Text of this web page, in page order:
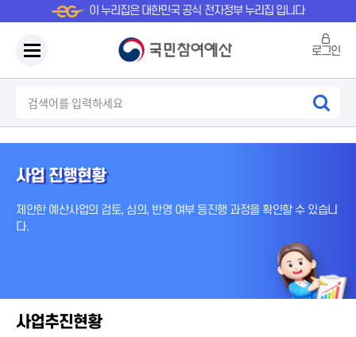
이 누리집은 대한민국 공식 전자정부 누리집 입니다
로그인
사업 진행현황
제안한 예산사업의 검토, 심의, 반영 여부 등진행 과정을 확인할 수 있습니
다.
사업추진현황